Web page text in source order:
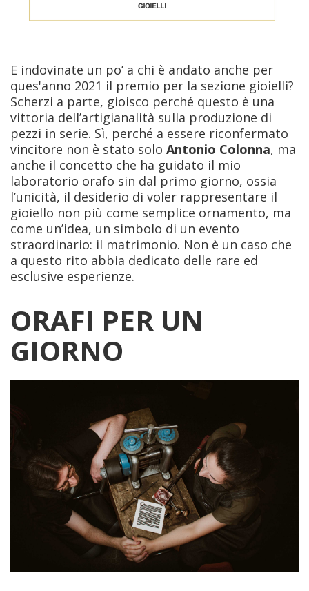
E indovinate un po’ a chi è andato anche per
ques'anno 2021 il premio per la sezione gioielli?
Scherzi a parte, gioisco perché questo è una
vittoria dell’artigianalità sulla produzione di
pezzi in serie. Sì, perché a essere riconfermato
vincitore non è stato solo Antonio Colonna, ma
anche il concetto che ha guidato il mio
laboratorio orafo sin dal primo giorno, ossia
l’unicità, il desiderio di voler rappresentare il
gioiello non più come semplice ornamento, ma
come un’idea, un simbolo di un evento
straordinario: il matrimonio. Non è un caso che
a questo rito abbia dedicato delle rare ed
esclusive esperienze.
ORAFI PER UN
GIORNO